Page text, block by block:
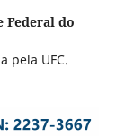
Federal do
pela UFC.